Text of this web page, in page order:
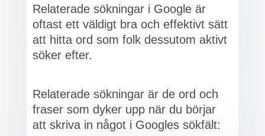
Relaterade sökningar i Google är
oftast ett väldigt bra och effektivt sätt
att hitta ord som folk dessutom aktivt
söker efter.
Relaterade sökningar är de ord och
fraser som dyker upp när du börjar
att skriva in något i Googles sökfält: